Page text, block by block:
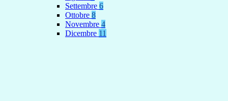
Settembre 6
Ottobre 8
Novembre 4
Dicembre 11